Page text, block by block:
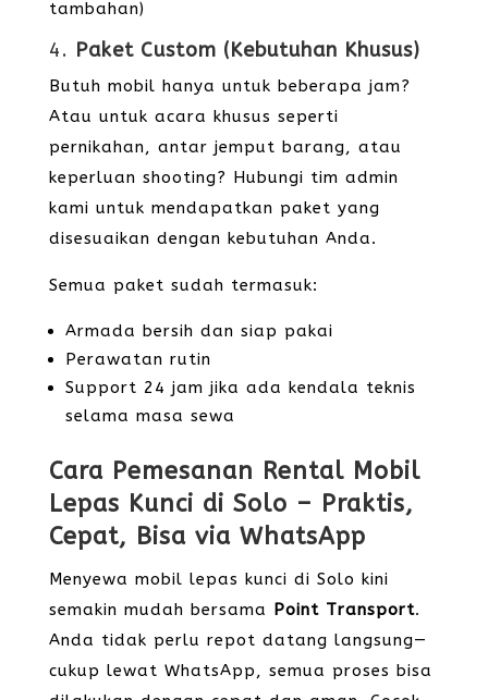
tambahan)
4. Paket Custom (Kebutuhan Khusus)
Butuh mobil hanya untuk beberapa jam?
Atau untuk acara khusus seperti
pernikahan, antar jemput barang, atau
keperluan shooting? Hubungi tim admin
kami untuk mendapatkan paket yang
disesuaikan dengan kebutuhan Anda.
Semua paket sudah termasuk:
Armada bersih dan siap pakai
Perawatan rutin
Support 24 jam jika ada kendala teknis
selama masa sewa
Cara Pemesanan Rental Mobil
Lepas Kunci di Solo – Praktis,
Cepat, Bisa via WhatsApp
Menyewa mobil lepas kunci di Solo kini
semakin mudah bersama Point Transport.
Anda tidak perlu repot datang langsung—
cukup lewat WhatsApp, semua proses bisa